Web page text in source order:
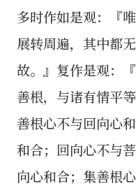
多时作如是观：『
展转周遍，其中都
故。』复作是观：
善根，与诸有情平
善根心不与回向心
和合；回向心不与
向心和合；集善根